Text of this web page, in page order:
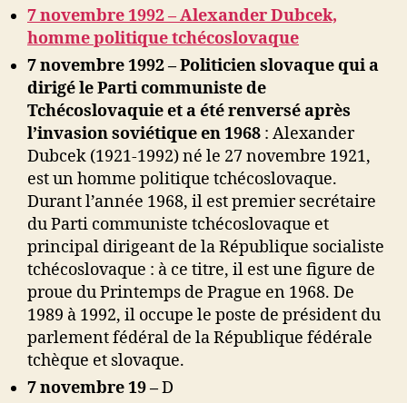
7 novembre 1992 – Alexander Dubcek,
homme politique tchécoslovaque
7 novembre 1992 – Politicien slovaque qui a
dirigé le Parti communiste de
Tchécoslovaquie et a été renversé après
l’invasion soviétique en 1968 : Alexander
Dubcek (1921-1992) né le 27 novembre 1921,
est un homme politique tchécoslovaque.
Durant l’année 1968, il est premier secrétaire
du Parti communiste tchécoslovaque et
principal dirigeant de la République socialiste
tchécoslovaque : à ce titre, il est une figure de
proue du Printemps de Prague en 1968. De
1989 à 1992, il occupe le poste de président du
parlement fédéral de la République fédérale
tchèque et slovaque.
7 novembre 19 –D